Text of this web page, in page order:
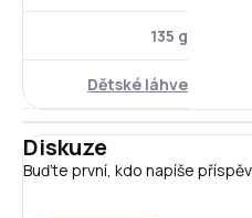
135 g
Dětské láhve
Diskuze
Buďte první, kdo napíše